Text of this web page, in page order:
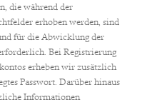
die während der
erhoben werden, sind
für die Abwicklung der
Bei Registrierung
erheben wir zusätzlich
Passwort. Darüber hinaus
Informationen